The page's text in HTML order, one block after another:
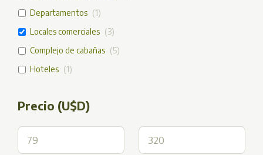
Departamentos (1)
Locales comerciales (3)
Complejo de cabañas (5)
Hoteles (1)
Precio (U$D)